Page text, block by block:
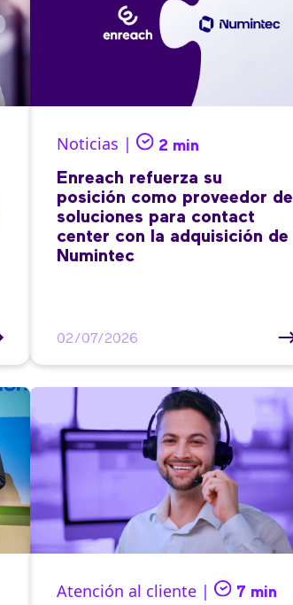
Noticias | 2 min
Enreach refuerza su
posición como proveedor de
soluciones para contact
center con la adquisición de
Numintec
02/07/2026
Atención al cliente | 7 min